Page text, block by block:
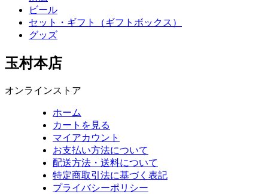
ビール
セット・ギフト（ギフトボックス）
グッズ
玉村本店
オンラインストア
ホーム
カートを見る
マイアカウント
お支払い方法について
配送方法・送料について
特定商取引法に基づく表記
プライバシーポリシー